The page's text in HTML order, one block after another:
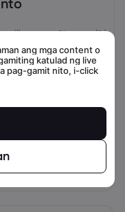
Change (%)
ang mga content o
katulad ng live
pag-gamit nito, i-click